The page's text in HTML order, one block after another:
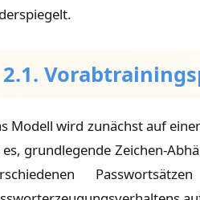
2.1.
Modell wird zunächst auf
grundlegende Zeichen-